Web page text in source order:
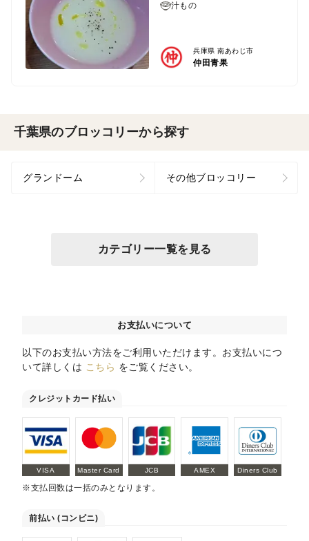
汁もの
兵庫県 南あわじ市
仲田青果
千葉県のブロッコリーから探す
グランドーム その他ブロッコリー
カテゴリー一覧を見る
お支払いについて
以下のお支払い方法をご利用いただけます。お支払いにつ
いて詳しくは こちら をご覧ください。
クレジットカード払い
VISA Master Card JCB AMEX Diners Club
※支払回数は一括のみとなります。
前払い (コンビニ)